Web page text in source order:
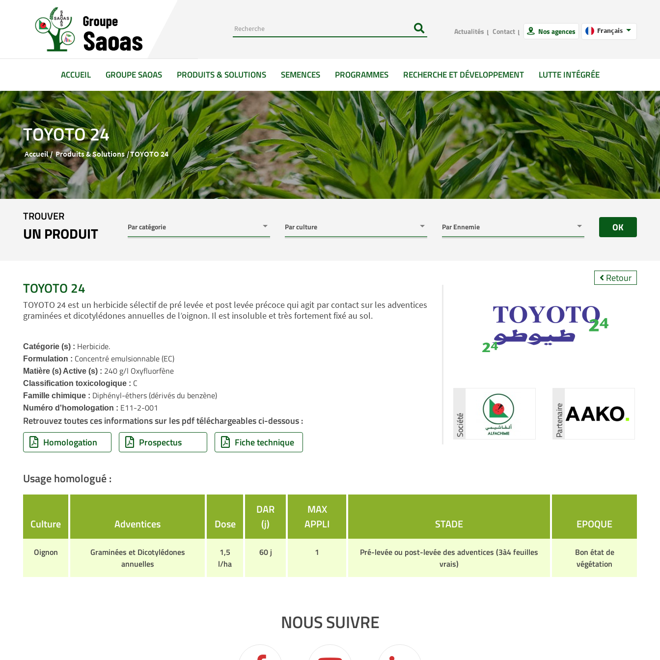
Actualités Contact Nos agences Français
ACCUEIL(CURRENT)
GROUPE SAOAS PRODUITS & SOLUTIONS SEMENCES PROGRAMMES RECHERCHE ET DÉVELOPPEMENT LUTTE INTÉGRÉE
TOYOTO 24
Accueil Produits & Solutions TOYOTO 24
TROUVER
UN PRODUIT OK
TOYOTO 24
TOYOTO 24 est un herbicide sélectif de pré levée et post levée précoce qui agit par contact sur les adventices
graminées et dicotylédones annuelles de l’oignon. Il est insoluble et très fortement fixé au sol.
Catégorie (s) : Herbicide.
Formulation : Concentré emulsionnable (EC)
Matière (s) Active (s) : 240 g/l Oxyfluorfène
Classification toxicologique : C
Famille chimique : Diphényl-éthers (dérivés du benzène)
Numéro d'homologation : E11-2-001
Retrouvez toutes ces informations sur les pdf téléchargeables ci-dessous :
Homologation
Prospectus Fiche technique
Retour
Usage homologué :
Culture Adventices Dose
DAR
(j)
MAX
APPLI
STADE EPOQUE
Oignon
Graminées et Dicotylédones
annuelles
1,5
l/ha
60 j 1
Pré-levée ou post-levée des adventices (3à4 feuilles
vrais)
Bon état de
végétation
NOUS SUIVRE